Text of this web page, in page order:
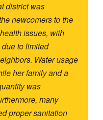
district was
newcomers to the
issues, with
to limited
Water usage
her family and a
was
many
proper sanitation